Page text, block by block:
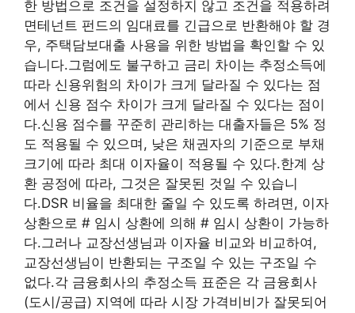
한 방법으로 조건을 설정하지 않고 조건을 적용하려
면테넌트 펀드의 임대료를 긴급으로 반환해야 할 경
우, 주택담보대출 사용을 위한 방법을 확인할 수 있
습니다.그럼에도 불구하고 금리 차이는 추정소득에
따라 신용위험의 차이가 크게 달라질 수 있다는 점
에서 신용 점수 차이가 크게 달라질 수 있다는 점이
다.신용 점수를 꾸준히 관리하는 대출자들은 5% 정
도 적용될 수 있으며, 낮은 채권자의 기준으로 부채
크기에 따라 최대 이자율이 적용될 수 있다.한계 상
환 공정에 따라, 그것은 잘못된 것일 수 있습니
다.DSR 비율을 최대한 줄일 수 있도록 하려면, 이자
상환으로 # 임시 상환에 의해 # 임시 상환이 가능하
다.그러나 교장선생님과 이자율 비교와 비교하여,
교장선생님이 반환되는 구조일 수 있는 구조일 수
없다.각 금융회사의 추정소득 표준은 각 금융회사
(도시/공급) 지역에 따라 시장 가격비비가 잘못되어